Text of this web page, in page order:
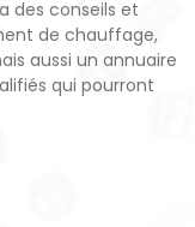
des conseils et
de chauffage,
aussi un annuaire
qui pourront